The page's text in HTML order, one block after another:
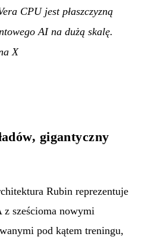
CPU jest płaszczyzną
AI na dużą skalę.
X
gigantyczny
Rubin reprezentuje
sześcioma nowymi
pod kątem treningu,